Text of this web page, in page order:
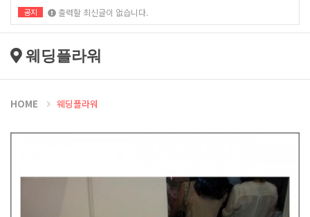
공지 출력할 최신글이 없습니다.
출력할 최신글이 없습니다.
웨딩플라워
HOME 웨딩플라워